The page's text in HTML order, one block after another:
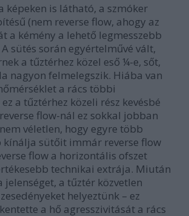
képeken is látható, a szmóker
(nem reverse flow, ahogy az
a kémény a lehető legmesszebb
sütés során egyértelművé vált,
a tűztérhez közel eső ¼-e, sőt,
nagyon felmelegszik. Hiába van
a rács többi
a tűztérhez közeli rész kevésbé
flow-nál ez sokkal jobban
véletlen, hogy egyre több
kínálja sütőit immár reverse flow
flow a horizontális ofszet
technikai extrája. Miután
jelenséget, a tűztér közvetlen
helyeztünk – ez
a hő agresszivitását a rács